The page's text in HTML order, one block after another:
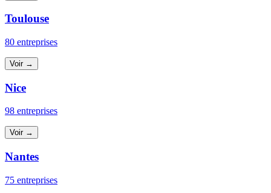
Toulouse
80 entreprises
Voir →
Nice
98 entreprises
Voir →
Nantes
75 entreprises